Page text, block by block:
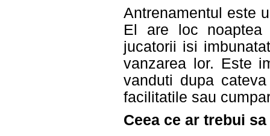
Antrenamentul este
El are loc noaptea
jucatorii isi
vanzarea lor. Este
vanduti dupa
facilitatile sau
Ceea ce ar trebui